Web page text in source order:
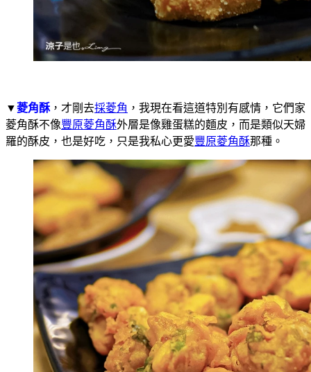
▼菱角酥，才剛去採菱角 ，我現在看這道特別有感情，它們家
菱角酥不像豐原菱角酥外層是像雞蛋糕的麵皮，而是類似天婦
羅的酥皮，也是好吃，只是我私心更愛豐原菱角酥那種。